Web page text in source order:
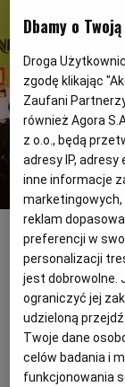
Gala przewodnika
W
premiera VI
Gault &
nagród
Polsce.
Dbamy o
Droga
zgodę klikając
Zaufani
również Agora
z o.o., będą
adresy IP,
inne informacje
reklam
preferencji w
personalizacji
jest dobrowolne.
ograniczyć jej
udzieloną przejdź
Twoje dane
celów badania i
funkcjonowania